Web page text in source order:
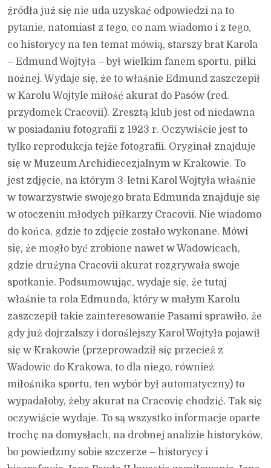
źródła już się nie uda uzyskać odpowiedzi na to
pytanie, natomiast z tego, co nam wiadomo i z tego,
co historycy na ten temat mówią, starszy brat Karola
– Edmund Wojtyła – był wielkim fanem sportu, piłki
nożnej. Wydaje się, że to właśnie Edmund zaszczepił
w Karolu Wojtyle miłość akurat do Pasów (red.
przydomek Cracovii). Zresztą klub jest od niedawna
w posiadaniu fotografii z 1923 r. Oczywiście jest to
tylko reprodukcja tejże fotografii. Oryginał znajduje
się w Muzeum Archidiecezjalnym w Krakowie. To
jest zdjęcie, na którym 3-letni Karol Wojtyła właśnie
w towarzystwie swojego brata Edmunda znajduje się
w otoczeniu młodych piłkarzy Cracovii. Nie wiadomo
do końca, gdzie to zdjęcie zostało wykonane. Mówi
się, że mogło być zrobione nawet w Wadowicach,
gdzie drużyna Cracovii akurat rozgrywała swoje
spotkanie. Podsumowując, wydaje się, że tutaj
właśnie ta rola Edmunda, który w małym Karolu
zaszczepił takie zainteresowanie Pasami sprawiło, że
gdy już dojrzalszy i doroślejszy Karol Wojtyła pojawił
się w Krakowie (przeprowadził się przecież z
Wadowic do Krakowa, to dla niego, również
miłośnika sportu, ten wybór był automatyczny) to
wypadałoby, żeby akurat na Cracovię chodzić. Tak się
oczywiście wydaje. To są wszystko informacje oparte
trochę na domysłach, na drobnej analizie historyków,
bo powiedzmy sobie szczerze – historycy i